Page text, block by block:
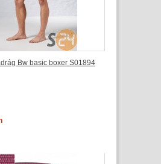
Bw basic boxer S01894